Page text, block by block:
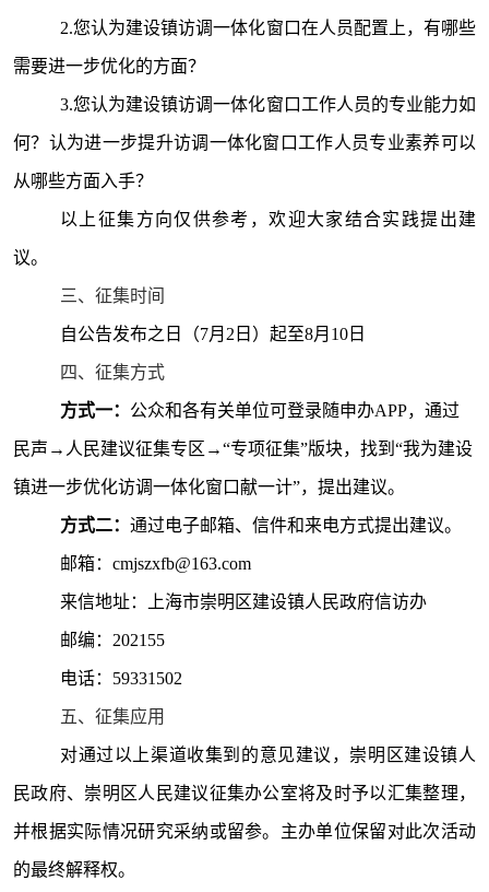
2.您认为建设镇访调一体化窗口在人员配置上，有哪些
需要进一步优化的方面？
3.您认为建设镇访调一体化窗口工作人员的专业能力如
何？认为进一步提升访调一体化窗口工作人员专业素养可以
从哪些方面入手？
以上征集方向仅供参考，欢迎大家结合实践提出建
议。
三、征集时间
自公告发布之日（7月2日）起至8月10日
四、征集方式
方式一： 公众和各有关单位可登录随申办APP，通过
民声→人民建议征集专区→“专项征集”版块，找到“我为建设
镇进一步优化访调一体化窗口献一计”，提出建议。
方式二： 通过电子邮箱、 信件和来电方式提出建议。
邮箱： cmjszxfb@163.com
来信地址：上海市崇明区建设镇人民政府信访办
邮编： 202155
电话： 59331502
五、征集应用
对通过以上渠道收集到的意见建议，崇明区建设镇人
民政府、 崇明区人民建议征集办公室将及时予以汇集整理，
并根据实际情况研究采纳或留参。主办单位保留对此次活动
的最终解释权。